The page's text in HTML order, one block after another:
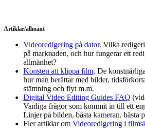
Artiklar/allmänt
Videoredigering på dator. Vilka
på marknaden, och hur fungerar ett
allmänhet?
Konsten att klippa film. De
hur man berättar med bilder,
stämning och flyt m.m.
Digital Video Editing Guides FAQ
Vanliga frågor som kommit in till ett
Linjer på bilden, bästa kameran, bästa
Fler artiklar om Videoredigering i